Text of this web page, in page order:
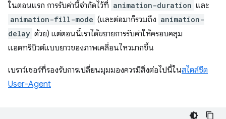
ในตอนแรก การรับค่านี้จำกัดไว้ที่ animation-duration และ
animation-fill-mode (และต่อมาก็รวมถึง animation-
delay ด้วย) แต่ตอนนี้เราได้ขยายการรับค่าให้ครอบคลุม
แอตทริบิวต์แบบยาวของภาพเคลื่อนไหวมากขึ้น
เบราว์เซอร์ที่รองรับการเปลี่ยนมุมมองควรมีสิ่งต่อไปนี้ในสไตล์ชีต
User-Agent